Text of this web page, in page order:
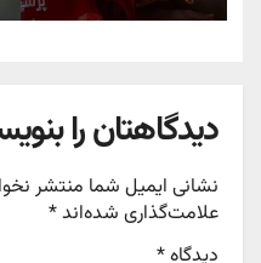
دیدگاهتان را
نشانی ایمیل شما منتشر
علامت‌گذاری شده‌اند*
دیدگاه*